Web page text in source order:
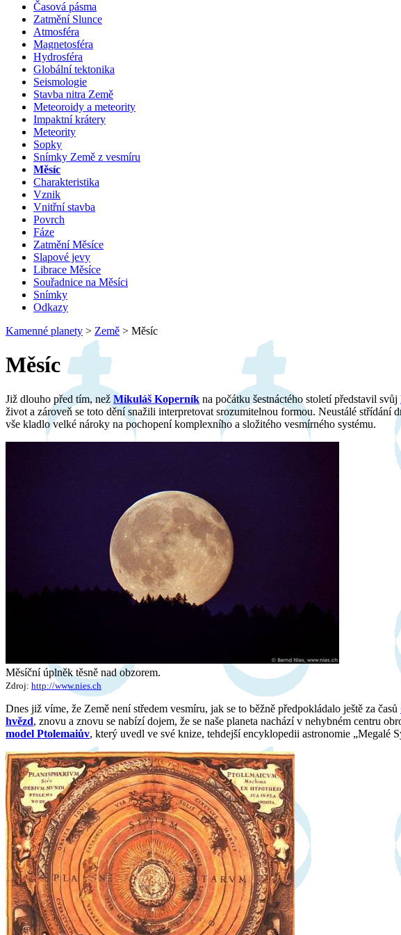
Časová pásma
Zatmění Slunce
Atmosféra
Magnetosféra
Hydrosféra
Globální tektonika
Seismologie
Stavba nitra Země
Meteoroidy a meteority
Impaktní krátery
Meteority
Sopky
Snímky Země z vesmíru
Měsíc
Charakteristika
Vznik
Vnitřní stavba
Povrch
Fáze
Zatmění Měsíce
Slapové jevy
Librace Měsíce
Souřadnice na Měsíci
Snímky
Odkazy
Kamenné planety > Země > Měsíc
Měsíc
Již dlouho před tím, než Mikuláš Koperník na počátku šestnáctého století představil svůj
život a zároveň se toto dění snažili interpretovat srozumitelnou formou. Neustálé střídání
vše kladlo velké nároky na pochopení komplexního a složitého vesmírného systému.
Měsíční úplněk těsně nad obzorem.
Zdroj: http://www.nies.ch
Dnes již víme, že Země není středem vesmíru, jak se to běžně předpokládalo ještě za časů
hvězd, znovu a znovu se nabízí dojem, že se naše planeta nachází v nehybném centru
model Ptolemaiův, který uvedl ve své knize, tehdejší encyklopedii astronomie „Megalé